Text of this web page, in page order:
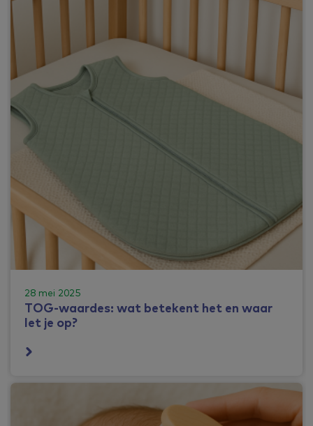
28 mei 2025
TOG-waardes: wat betekent het en waar
let je op?